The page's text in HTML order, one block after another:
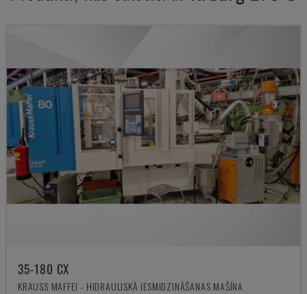
35-180 CX
KRAUSS MAFFEI - HIDRAULISKĀ IESMIDZINĀŠANAS MAŠĪNA